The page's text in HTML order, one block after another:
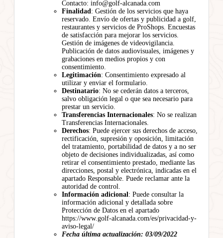
Contacto: info@golf-alcanada.com
Finalidad: Gestión de los servicios que haya
reservado. Envío de ofertas y publicidad a golf,
restaurantes y servicios de ProShops. Encuestas
de satisfacción para mejorar los servicios.
Gestión de imágenes de videovigilancia.
Publicación de datos audiovisuales, imágenes y
grabaciones en medios propios y con
consentimiento.
Legitimación: Consentimiento expresado al
utilizar y enviar el formulario.
Destinatario: No se cederán datos a terceros,
salvo obligación legal o que sea necesario para
prestar un servicio.
Transferencias Internacionales: No se realizan
Transferencias Internacionales.
Derechos: Puede ejercer sus derechos de acceso,
rectificación, supresión y oposición, limitación
del tratamiento, portabilidad de datos y a no ser
objeto de decisiones individualizadas, así como
retirar el consentimiento prestado, mediante las
direcciones, postal y electrónica, indicadas en el
apartado Responsable. Puede reclamar ante la
autoridad de control.
Información adicional: Puede consultar la
información adicional y detallada sobre
Protección de Datos en el apartado
https://www.golf-alcanada.com/es/privacidad-y-
aviso-legal/
Fecha última actualización: 03/09/2022